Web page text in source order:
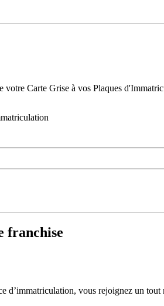
Carte Grise à vos Plaques
franchise
d’immatriculation, vous rejoignez un